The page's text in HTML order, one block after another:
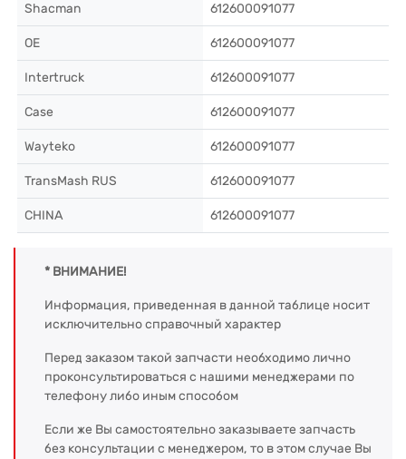
Shacman 612600091077
OE 612600091077
Intertruck 612600091077
Case 612600091077
Wayteko 612600091077
TransMash RUS 612600091077
CHINA 612600091077
* ВНИМАНИЕ!
Информация, приведенная в данной таблице носит
исключительно справочный характер
Перед заказом такой запчасти необходимо лично
проконсультироваться с нашими менеджерами по
телефону либо иным способом
Если же Вы самостоятельно заказываете запчасть
без консультации с менеджером, то в этом случае Вы